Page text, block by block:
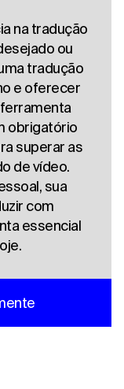
na tradução
ou
tradução
e oferecer
obrigatório
superar as
de vídeo.
sua
com
essencial